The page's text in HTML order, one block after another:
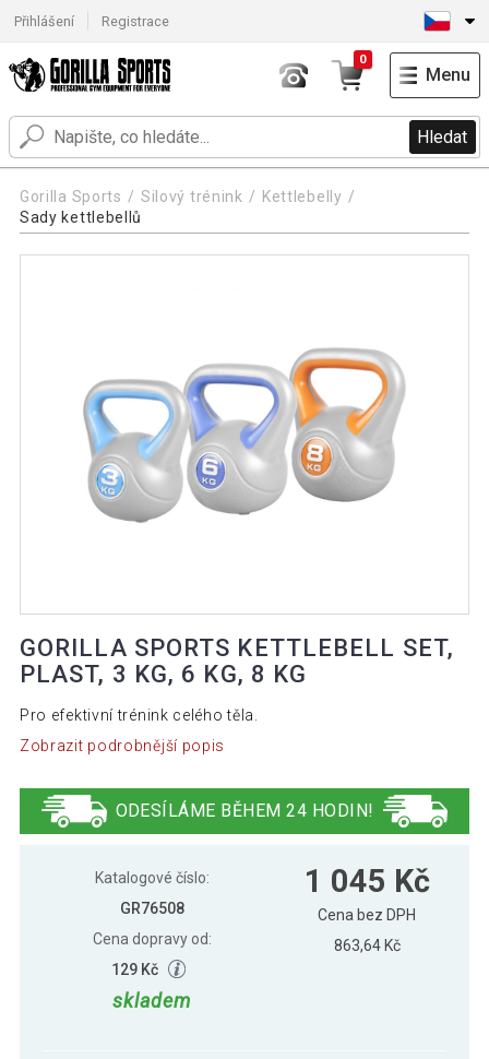
Přihlášení Registrace
Hledat
0
Menu
Gorilla Sports Silový trénink
Kettlebelly
Sady kettlebellů
GORILLA SPORTS KETTLEBELL SET,
PLAST, 3 KG, 6 KG, 8 KG
Pro efektivní trénink celého těla.
Zobrazit podrobnější popis
ODESÍLÁME BĚHEM 24 HODIN!
Katalogové číslo:
GR76508
Cena dopravy od:
129 Kč
skladem
1 045 Kč
Cena bez DPH
863,64 Kč